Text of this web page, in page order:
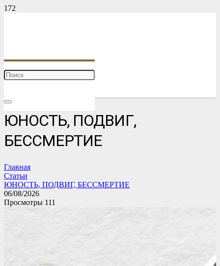
ЮНОСТЬ, ПОДВИГ,
БЕССМЕРТИЕ
Главная
Статьи
ЮНОСТЬ, ПОДВИГ, БЕССМЕРТИЕ
06/08/2026
Просмотры 111